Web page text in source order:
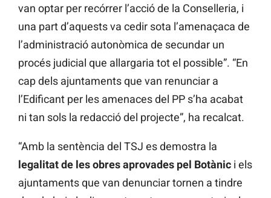
van optar per recórrer l’acció de la Conselleria, i
una part d’aquests va cedir sota l’amenaçaca de
l’administració autonòmica de secundar un
procés judicial que allargaria tot el possible”. “En
cap dels ajuntaments que van renunciar a
l’Edificant per les amenaces del PP s’ha acabat
ni tan sols la redacció del projecte”, ha recalcat.
“Amb la sentència del TSJ es demostra la
legalitat de les obres aprovades pel Botànic i els
ajuntaments que van denunciar tornen a tindre